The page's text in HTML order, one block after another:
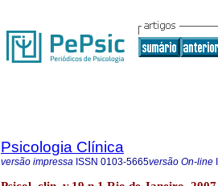
Psicologia Clínica
versão impressa ISSN 0103-5665versão On-line